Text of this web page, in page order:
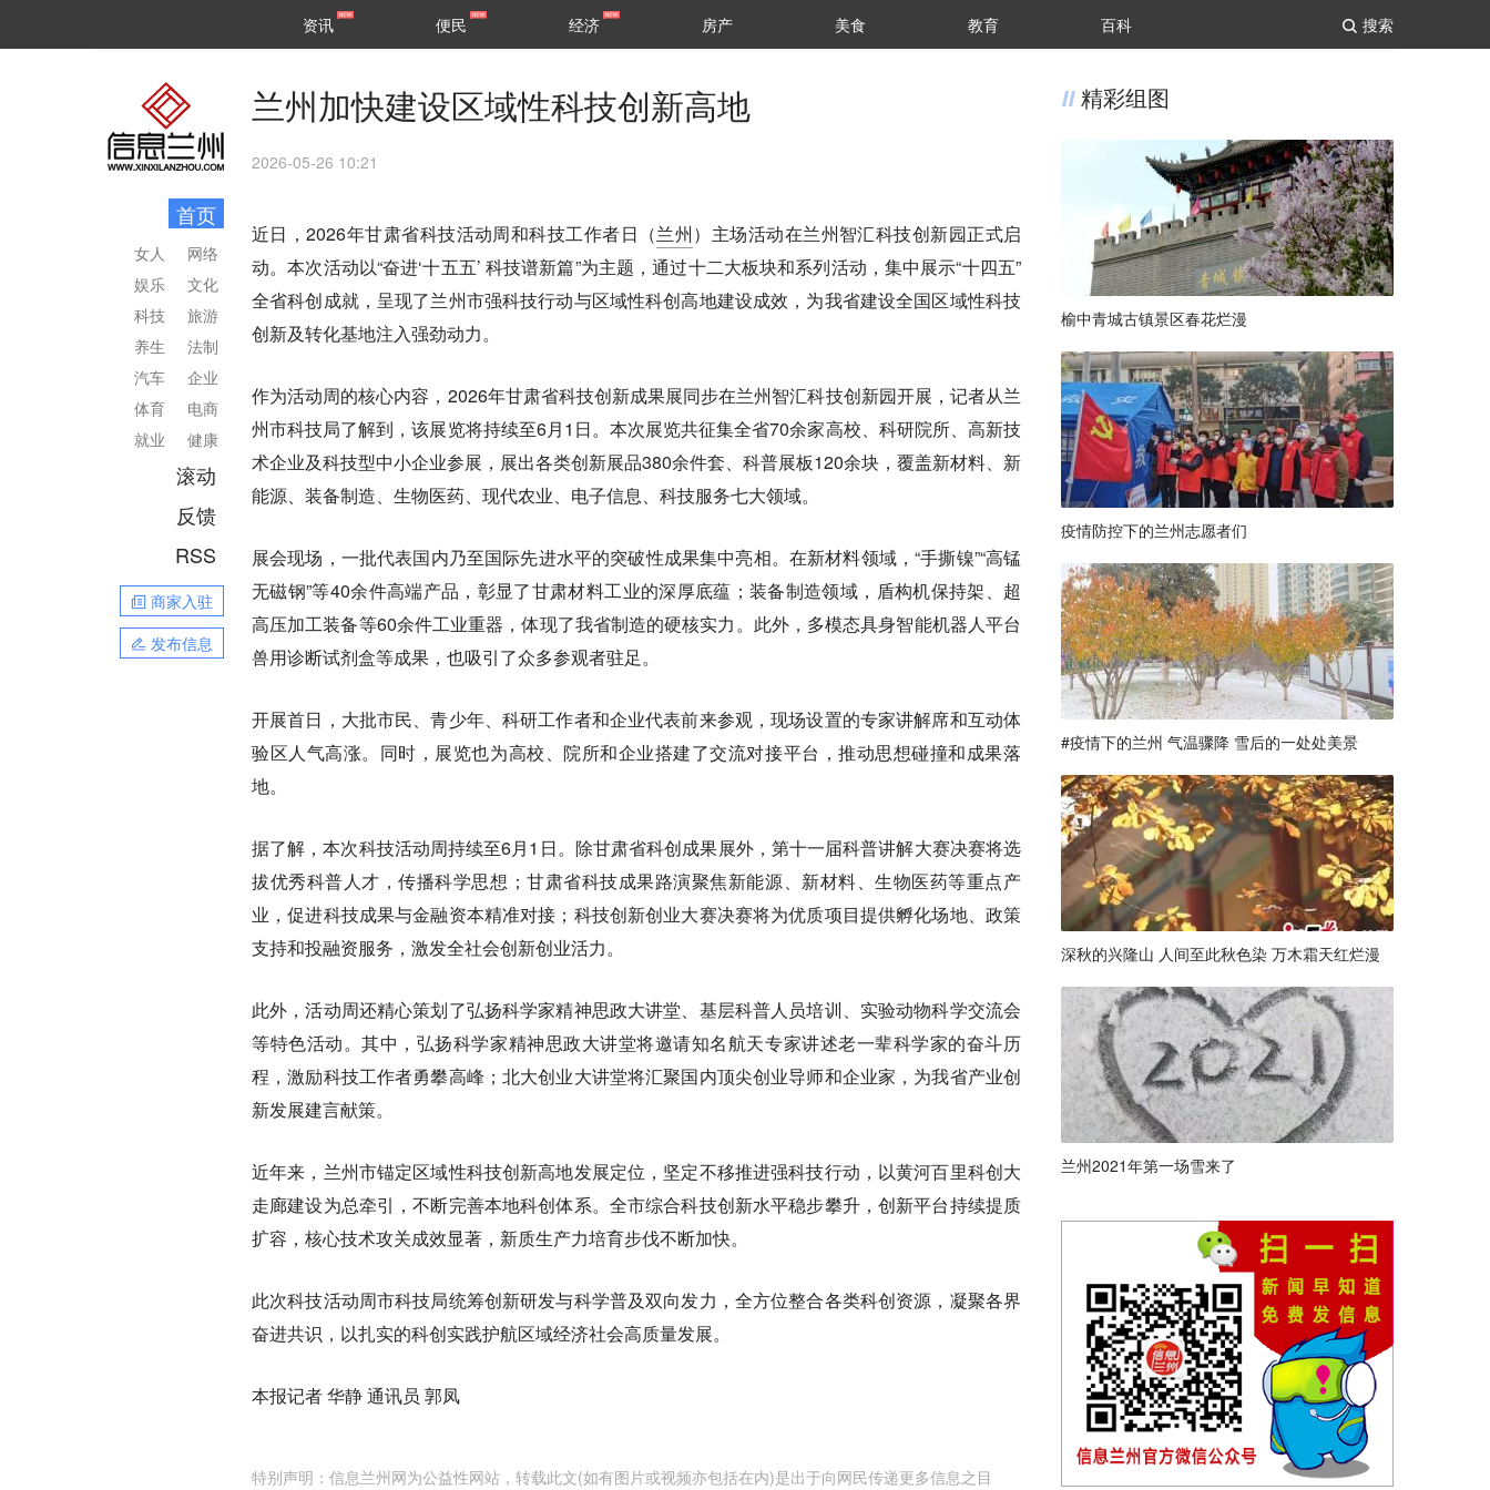
搜索
区县
资讯 便民 经济 房产 美食 教育 百科
首页
网络
文化
旅游
法制
企业
电商
健康
女人
娱乐
科技
养生
汽车
体育
就业
滚动
反馈
RSS
商家入驻
发布信息
兰州加快建设区域性科技创新高地
2026-05-26 10:21
近日，2026年甘肃省科技活动周和科技工作者日（兰州）主场活动在兰州智汇科技创新园正式启
动。本次活动以“奋进‘十五五’ 科技谱新篇”为主题，通过十二大板块和系列活动，集中展示“十四五”
全省科创成就，呈现了兰州市强科技行动与区域性科创高地建设成效，为我省建设全国区域性科技
创新及转化基地注入强劲动力。
作为活动周的核心内容，2026年甘肃省科技创新成果展同步在兰州智汇科技创新园开展，记者从兰
州市科技局了解到，该展览将持续至6月1日。本次展览共征集全省70余家高校、科研院所、高新技
术企业及科技型中小企业参展，展出各类创新展品380余件套、科普展板120余块，覆盖新材料、新
能源、装备制造、生物医药、现代农业、电子信息、科技服务七大领域。
展会现场，一批代表国内乃至国际先进水平的突破性成果集中亮相。在新材料领域，“手撕镍”“高锰
无磁钢”等40余件高端产品，彰显了甘肃材料工业的深厚底蕴；装备制造领域，盾构机保持架、超
高压加工装备等60余件工业重器，体现了我省制造的硬核实力。此外，多模态具身智能机器人平台
兽用诊断试剂盒等成果，也吸引了众多参观者驻足。
开展首日，大批市民、青少年、科研工作者和企业代表前来参观，现场设置的专家讲解席和互动体
验区人气高涨。同时，展览也为高校、院所和企业搭建了交流对接平台，推动思想碰撞和成果落
地。
据了解，本次科技活动周持续至6月1日。除甘肃省科创成果展外，第十一届科普讲解大赛决赛将选
拔优秀科普人才，传播科学思想；甘肃省科技成果路演聚焦新能源、新材料、生物医药等重点产
业，促进科技成果与金融资本精准对接；科技创新创业大赛决赛将为优质项目提供孵化场地、政策
支持和投融资服务，激发全社会创新创业活力。
此外，活动周还精心策划了弘扬科学家精神思政大讲堂、基层科普人员培训、实验动物科学交流会
等特色活动。其中，弘扬科学家精神思政大讲堂将邀请知名航天专家讲述老一辈科学家的奋斗历
程，激励科技工作者勇攀高峰；北大创业大讲堂将汇聚国内顶尖创业导师和企业家，为我省产业创
新发展建言献策。
近年来，兰州市锚定区域性科技创新高地发展定位，坚定不移推进强科技行动，以黄河百里科创大
走廊建设为总牵引，不断完善本地科创体系。全市综合科技创新水平稳步攀升，创新平台持续提质
扩容，核心技术攻关成效显著，新质生产力培育步伐不断加快。
此次科技活动周市科技局统筹创新研发与科学普及双向发力，全方位整合各类科创资源，凝聚各界
奋进共识，以扎实的科创实践护航区域经济社会高质量发展。
本报记者 华静 通讯员 郭凤
特别声明：信息兰州网为公益性网站，转载此文(如有图片或视频亦包括在内)是出于向网民传递更多信息之目
精彩组图
榆中青城古镇景区春花烂漫
疫情防控下的兰州志愿者们
#疫情下的兰州 气温骤降 雪后的一处处美景
深秋的兴隆山 人间至此秋色染 万木霜天红烂漫
兰州2021年第一场雪来了